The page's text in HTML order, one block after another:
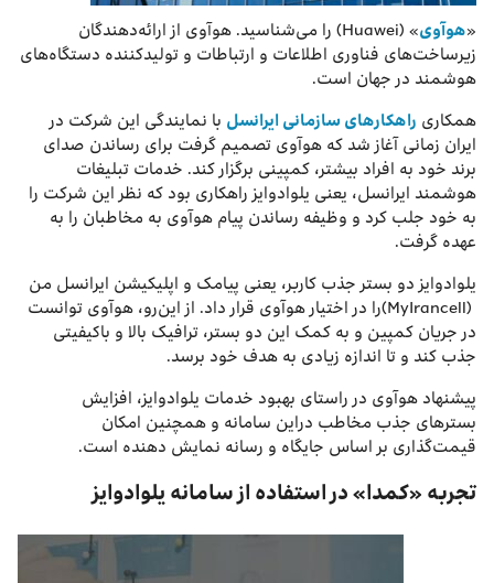
«هوآوی
» (Huawei) را می‌شناسید. هوآوی از ارائه‌دهندگان
زیرساخت‌های فناوری اطلاعات و ارتباطات و تولیدکننده دستگاه‌های
هوشمند در جهان است.
همکاری راهکارهای سازمانی ایرانسل با نمایندگی این شرکت در
ایران زمانی آغاز شد که هوآوی تصمیم گرفت برای رساندن صدای
برند خود به افراد بیشتر، کمپینی برگزار کند. خدمات تبلیغات
هوشمند ایرانسل، یعنی یلوادوایز راهکاری بود که نظر این شرکت را
به خود جلب کرد و وظیفه رساندن پیام هوآوی به مخاطبان را به
عهده گرفت.
یلوادوایز دو بستر جذب کاربر، یعنی پیامک و اپلیکیشن ایرانسل من
(MyIrancell)را در اختیار هوآوی قرار داد. از این‌رو، هوآوی توانست
در جریان کمپین و به کمک این دو بستر، ترافیک بالا و باکیفیتی
جذب کند و تا اندازه زیادی به هدف خود برسد.
پیشنهاد هوآوی در راستای بهبود خدمات یلوادوایز، افزایش
بسترهای جذب مخاطب دراین سامانه و همچنین امکان
قیمت‌گذاری بر اساس جایگاه و رسانه نمایش دهنده است.
تجربه «کمدا» در استفاده از سامانه یلوادوایز